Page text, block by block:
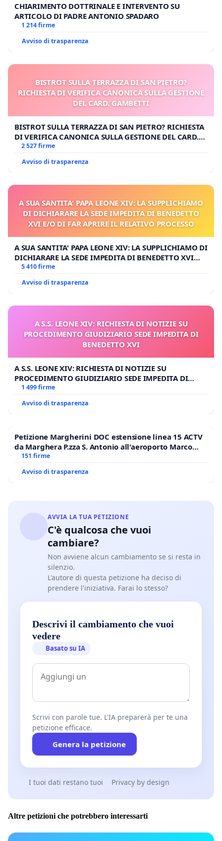
CHIARIMENTO DOTTRINALE E INTERVENTO SU
ARTICOLO DI PADRE ANTONIO SPADARO
1 214 firme
Avviso di trasparenza
BISTROT SULLA TERRAZZA DI SAN PIETRO?
RICHIESTA DI VERIFICA CANONICA SULLA GESTIONE
DEL CARD. GAMBETTI
BISTROT SULLA TERRAZZA DI SAN PIETRO? RICHIESTA
DI VERIFICA CANONICA SULLA GESTIONE DEL CARD.
GAMBETTI
2 527 firme
Avviso di trasparenza
A SUA SANTITA' PAPA LEONE XIV: LA SUPPLICHIAMO
DI DICHIARARE LA SEDE IMPEDITA DI BENEDETTO
XVI E/O DI FAR APRIRE IL RELATIVO PROCESSO
A SUA SANTITA' PAPA LEONE XIV: LA SUPPLICHIAMO DI
DICHIARARE LA SEDE IMPEDITA DI BENEDETTO XVI
E/O DI FAR APRIRE IL RELATIVO PROCESSO
5 410 firme
Avviso di trasparenza
A S.S. LEONE XIV: RICHIESTA DI NOTIZIE SU
PROCEDIMENTO GIUDIZIARIO SEDE IMPEDITA DI
BENEDETTO XVI
A S.S. LEONE XIV: RICHIESTA DI NOTIZIE SU
PROCEDIMENTO GIUDIZIARIO SEDE IMPEDITA DI
BENEDETTO XVI
1 499 firme
Avviso di trasparenza
Petizione Margherini DOC estensione linea 15 ACTV
da Marghera P.zza S. Antonio all'aeroporto Marco
Polo tariffa a € 1,50
151 firme
Avviso di trasparenza
AVVIA LA TUA PETIZIONE
C'è qualcosa che vuoi
cambiare?
Non avviene alcun cambiamento se si resta in
silenzio.
L'autore di questa petizione ha deciso di
prendere l'iniziativa. Farai lo stesso?
Descrivi il cambiamento che vuoi
vedere
Basato su IA
Scrivi con parole tue. L'IA preparerà per te una
petizione efficace.
Genera la petizione
I tuoi dati restano tuoi Privacy by design
Altre petizioni che potrebbero interessarti